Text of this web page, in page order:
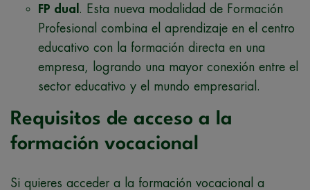
FP dual . Esta nueva modalidad de Formación
Profesional combina el aprendizaje en el centro
educativo con la formación directa en una
empresa, logrando una mayor conexión entre el
sector educativo y el mundo empresarial.
Requisitos de acceso a la
formación vocacional
Si quieres acceder a la formación vocacional a